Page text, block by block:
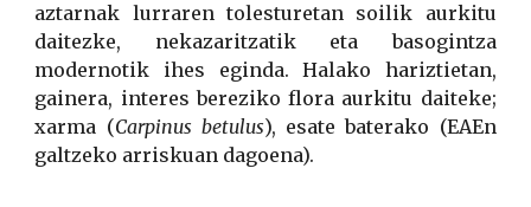
aztarnak lurraren tolesturetan soilik aurkitu
daitezke, nekazaritzatik eta basogintza
modernotik ihes eginda. Halako hariztietan,
gainera, interes bereziko flora aurkitu daiteke;
xarma (Carpinus betulus), esate baterako (EAEn
galtzeko arriskuan dagoena).